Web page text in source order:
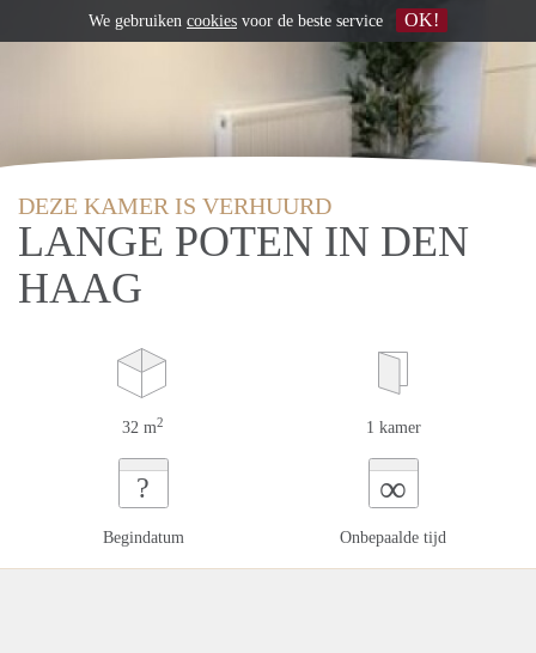
DEZE KAMER IS VERHUURD
LANGE POTEN IN DEN
HAAG
32 m2 1 kamer
?
Begindatum
∞
Onbepaalde tijd
We gebruiken cookies voor de beste service OK!